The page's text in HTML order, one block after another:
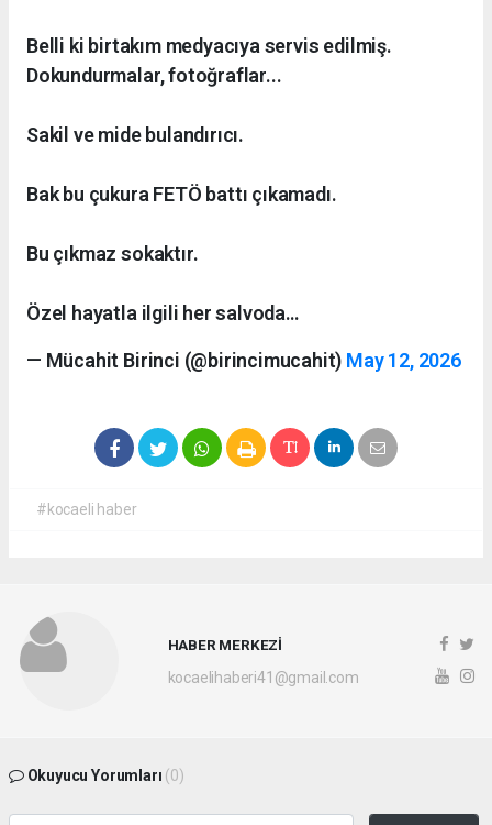
Belli ki birtakım medyacıya servis edilmiş.
Dokundurmalar, fotoğraflar...
Sakil ve mide bulandırıcı.
Bak bu çukura FETÖ battı çıkamadı.
Bu çıkmaz sokaktır.
Özel hayatla ilgili her salvoda…
— Mücahit Birinci (@birincimucahit) May 12, 2026
#kocaeli haber
HABER MERKEZİ
kocaelihaberi41@gmail.com
Okuyucu Yorumları (0)